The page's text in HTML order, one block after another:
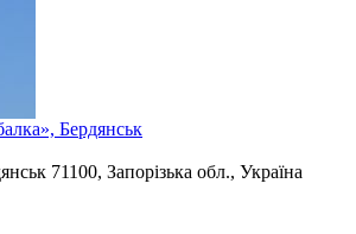
Бердянськ
71100, Запорізька обл., Україна